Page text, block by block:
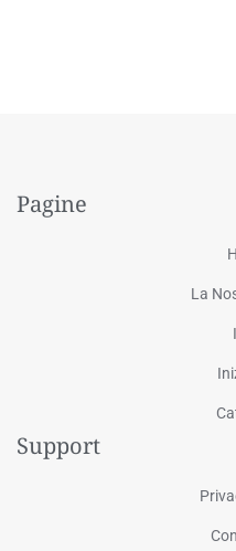
Pagine
La
Support